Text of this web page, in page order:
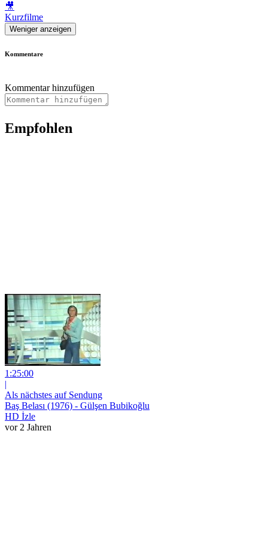
🎥
Kurzfilme
Weniger anzeigen
Kommentare
Kommentar hinzufügen
Empfohlen
1:25:00
|
Als nächstes auf Sendung
Baş Belası (1976) - Gülşen Bubikoğlu
HD İzle
vor 2 Jahren